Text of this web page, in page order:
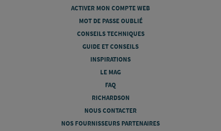
ACTIVER MON COMPTE WEB
MOT DE PASSE OUBLIÉ
CONSEILS TECHNIQUES
GUIDE ET CONSEILS
INSPIRATIONS
LE MAG
FAQ
RICHARDSON
NOUS CONTACTER
NOS FOURNISSEURS PARTENAIRES